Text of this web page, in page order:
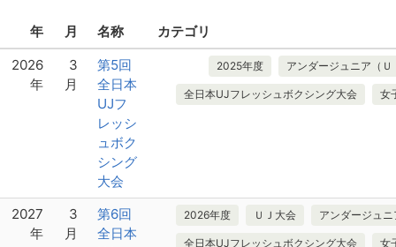
年 月 名称
カテゴリ
2026
年
3
月
第5回
全日本
UJフ
レッシ
ュボク
シング
大会
2025年度 アンダージュニア（Ｕ
全日本UJフレッシュボクシング大会 女
2027
年
3
月
第6回
全日本
2026年度 ＵＪ大会 アンダージュ
全日本UJフレッシュボクシング大会 女